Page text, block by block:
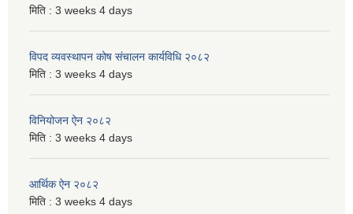
मिति : 3 weeks 4 days
विपद व्यवस्थापन कोष संचालन कार्यविधि २०८२
मिति : 3 weeks 4 days
विनियोजन ऐन २०८२
मिति : 3 weeks 4 days
आर्थिक ऐन २०८२
मिति : 3 weeks 4 days